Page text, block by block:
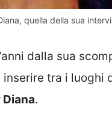
quella della sua
dalla sua
tra i luoghi
Diana.